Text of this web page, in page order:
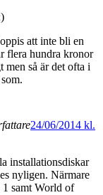
att inte bli en
flera hundra kronor
men så är det ofta i
24/06/2014 kl.
installationsdiskar
nyligen. Närmare
samt World of